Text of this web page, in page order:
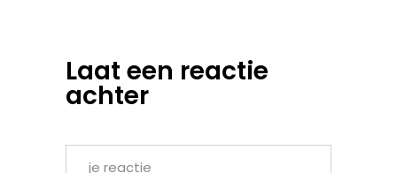
Laat een reactie
achter